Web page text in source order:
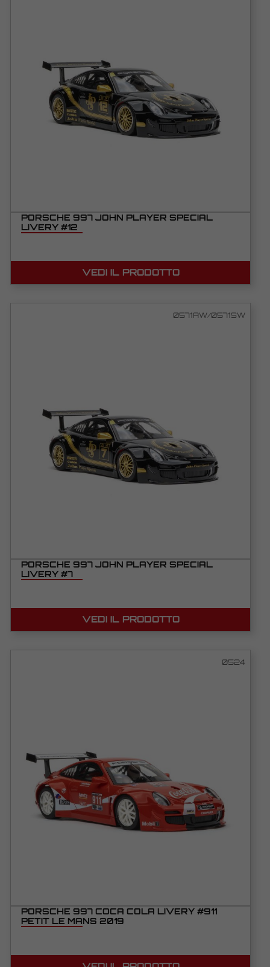
PORSCHE 997 JOHN PLAYER SPECIAL
LIVERY #12
VEDI IL PRODOTTO
0571AW/0571SW
PORSCHE 997 JOHN PLAYER SPECIAL
LIVERY #7
VEDI IL PRODOTTO
0524
PORSCHE 997 COCA COLA LIVERY #911
PETIT LE MANS 2019